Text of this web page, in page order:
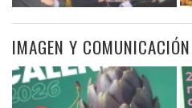
IMAGEN Y COMUNICACIÓN